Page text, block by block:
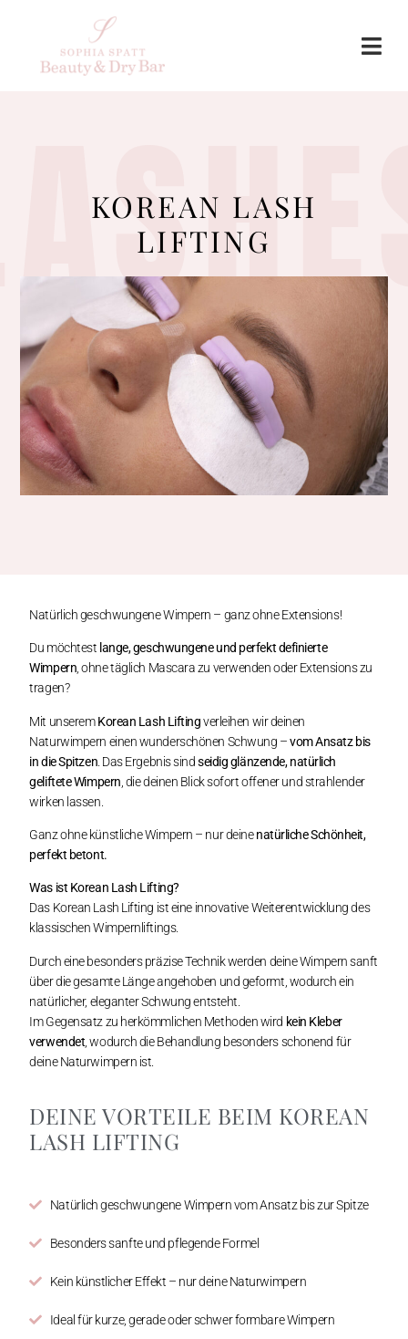
KOREAN LASH
LIFTING
Natürlich geschwungene Wimpern – ganz ohne Extensions!
Du möchtest lange, geschwungene und perfekt definierte
Wimpern , ohne täglich Mascara zu verwenden oder Extensions zu
tragen?
Mit unseremKorean Lash Liftingverleihen wir deinen
Naturwimpern einen wunderschönen Schwung –vom Ansatz bis
in die Spitzen . Das Ergebnis sindseidig glänzende, natürlich
geliftete Wimpern , die deinen Blick sofort offener und strahlender
wirken lassen.
Ganz ohne künstliche Wimpern – nur deinenatürliche Schönheit,
perfekt betont.
Was ist Korean Lash Lifting?
Das Korean Lash Lifting ist eine innovative Weiterentwicklung des
klassischen Wimpernliftings.
Durch eine besonders präzise Technik werden deine Wimpern sanft
über die gesamte Länge angehoben und geformt, wodurch ein
natürlicher, eleganter Schwung entsteht.
Im Gegensatz zu herkömmlichen Methoden wird kein Kleber
verwendet , wodurch die Behandlung besonders schonend für
deine Naturwimpern ist.
DEINE VORTEILE BEIM KOREAN
LASH LIFTING
Natürlich geschwungene Wimpern vom Ansatz bis zur Spitze
Besonders sanfte und pflegende Formel
Kein künstlicher Effekt – nur deine Naturwimpern
Ideal für kurze, gerade oder schwer formbare Wimpern